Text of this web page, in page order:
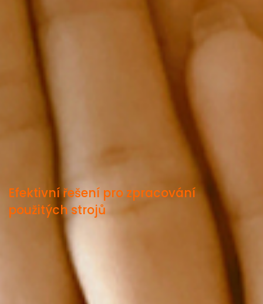
Efektivní řešení pro zpracování
použitých strojů